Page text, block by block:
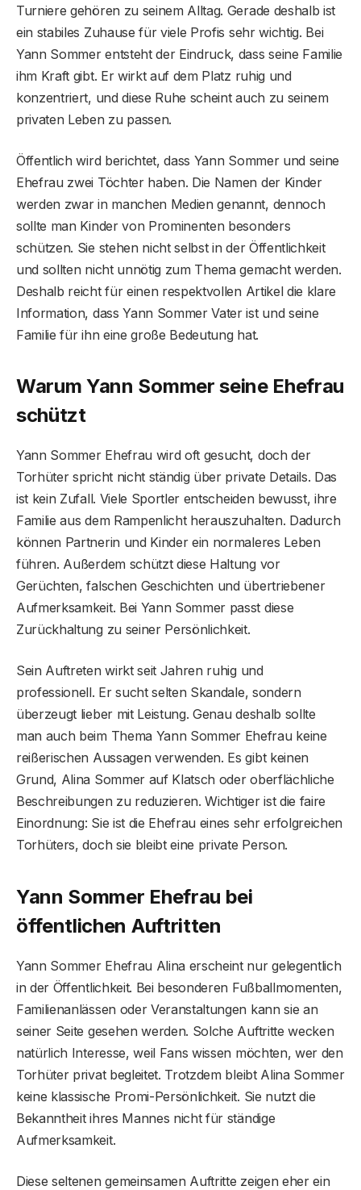
Turniere gehören zu seinem Alltag. Gerade deshalb ist
ein stabiles Zuhause für viele Profis sehr wichtig. Bei
Yann Sommer entsteht der Eindruck, dass seine Familie
ihm Kraft gibt. Er wirkt auf dem Platz ruhig und
konzentriert, und diese Ruhe scheint auch zu seinem
privaten Leben zu passen.
Öffentlich wird berichtet, dass Yann Sommer und seine
Ehefrau zwei Töchter haben. Die Namen der Kinder
werden zwar in manchen Medien genannt, dennoch
sollte man Kinder von Prominenten besonders
schützen. Sie stehen nicht selbst in der Öffentlichkeit
und sollten nicht unnötig zum Thema gemacht werden.
Deshalb reicht für einen respektvollen Artikel die klare
Information, dass Yann Sommer Vater ist und seine
Familie für ihn eine große Bedeutung hat.
Warum Yann Sommer seine Ehefrau
schützt
Yann Sommer Ehefrau wird oft gesucht, doch der
Torhüter spricht nicht ständig über private Details. Das
ist kein Zufall. Viele Sportler entscheiden bewusst, ihre
Familie aus dem Rampenlicht herauszuhalten. Dadurch
können Partnerin und Kinder ein normaleres Leben
führen. Außerdem schützt diese Haltung vor
Gerüchten, falschen Geschichten und übertriebener
Aufmerksamkeit. Bei Yann Sommer passt diese
Zurückhaltung zu seiner Persönlichkeit.
Sein Auftreten wirkt seit Jahren ruhig und
professionell. Er sucht selten Skandale, sondern
überzeugt lieber mit Leistung. Genau deshalb sollte
man auch beim Thema Yann Sommer Ehefrau keine
reißerischen Aussagen verwenden. Es gibt keinen
Grund, Alina Sommer auf Klatsch oder oberflächliche
Beschreibungen zu reduzieren. Wichtiger ist die faire
Einordnung: Sie ist die Ehefrau eines sehr erfolgreichen
Torhüters, doch sie bleibt eine private Person.
Yann Sommer Ehefrau bei
öffentlichen Auftritten
Yann Sommer Ehefrau Alina erscheint nur gelegentlich
in der Öffentlichkeit. Bei besonderen Fußballmomenten,
Familienanlässen oder Veranstaltungen kann sie an
seiner Seite gesehen werden. Solche Auftritte wecken
natürlich Interesse, weil Fans wissen möchten, wer den
Torhüter privat begleitet. Trotzdem bleibt Alina Sommer
keine klassische Promi-Persönlichkeit. Sie nutzt die
Bekanntheit ihres Mannes nicht für ständige
Aufmerksamkeit.
Diese seltenen gemeinsamen Auftritte zeigen eher ein